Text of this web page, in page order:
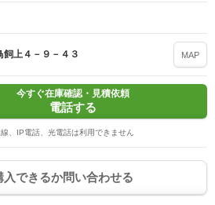
飼上４－９－４３ MAP
今すぐ在庫確認・見積依頼
電話する
、IP電話、光電話は利用できません
入できるか問い合わせる
をする際に自動入力されます
情報は90日で破棄されます
はい